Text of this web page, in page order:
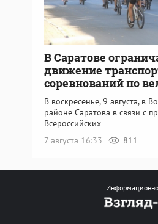
В Саратове
движение
соревнований по
В воскресенье, 9 августа, в
районе Саратова в связи с
Всероссийских
7 августа 16:33
811